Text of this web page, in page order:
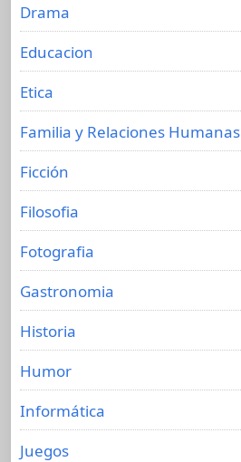
Drama
Educacion
Etica
Familia y Relaciones Humanas
Ficción
Filosofia
Fotografia
Gastronomia
Historia
Humor
Informática
Juegos